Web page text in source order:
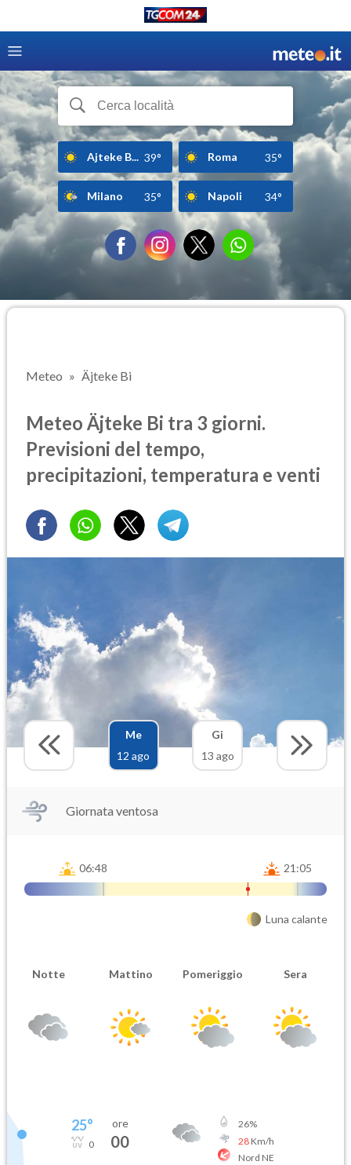
Ajteke B... 39° Roma 35°
Milano 35° Napoli 34°
Meteo Äjteke Bi
Meteo Äjteke Bi tra 3 giorni.
Previsioni del tempo,
precipitazioni, temperatura e venti
Me
12 ago
Gi
13 ago
Giornata ventosa
06:48 21:05
Luna calante
Notte Mattino Pomeriggio Sera
25°
0
ore
00
26%
28Km/h
Nord NE